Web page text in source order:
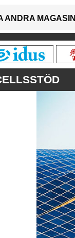
ANDRA MAGASIN